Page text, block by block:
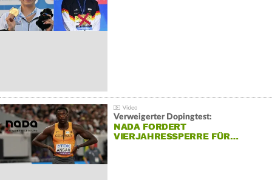
Verweigerter Dopingtest:
NADA FORDERT
VIERJAHRESSPERRE FÜR…